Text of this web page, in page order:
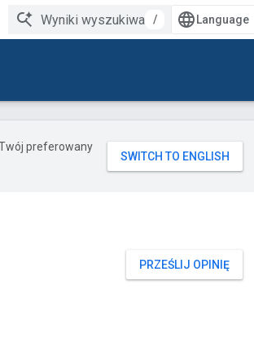
/
preferowany
PRZEŚLIJ OPINIĘ